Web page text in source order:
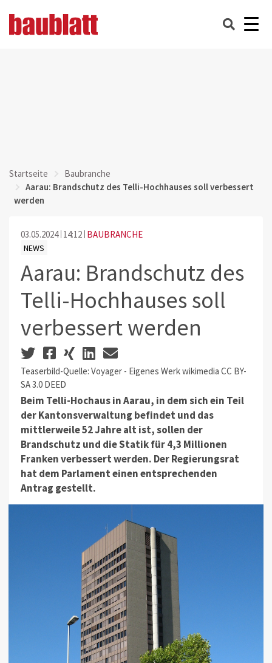
Startseite
Baubranche
Aarau: Brandschutz des Telli-Hochhauses soll verbessert
werden
03.05.2024 14:12 BAUBRANCHE
NEWS
Aarau: Brandschutz des
Telli-Hochhauses soll
verbessert werden
Teaserbild-Quelle: Voyager - Eigenes Werk wikimedia CC BY-
SA 3.0 DEED
Beim Telli-Hochaus in Aarau, in dem sich ein Teil
der Kantonsverwaltung befindet und das
mittlerweile 52 Jahre alt ist, sollen der
Brandschutz und die Statik für 4,3 Millionen
Franken verbessert werden. Der Regierungsrat
hat dem Parlament einen entsprechenden
Antrag gestellt.